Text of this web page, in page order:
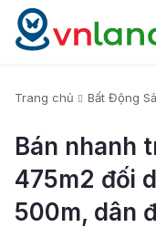
Trang chủ Bất Động
Bán nhanh
475m2 đối
500m, dân